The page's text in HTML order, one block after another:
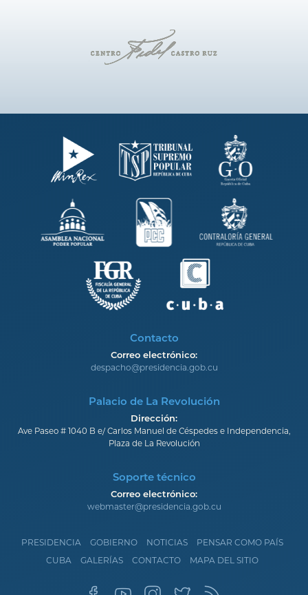
Contacto
Correo electrónico:
despacho@presidencia.gob.cu
Palacio de La Revolución
Dirección:
Ave Paseo # 1040 B e/ Carlos Manuel de Céspedes e Independencia,
Plaza de La Revolución
Soporte técnico
Correo electrónico:
webmaster@presidencia.gob.cu
PRESIDENCIA GOBIERNO NOTICIAS
PENSAR COMO PAÍS
CUBA
GALERÍAS CONTACTO MAPA DEL SITIO